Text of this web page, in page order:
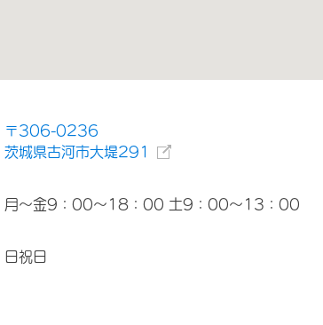
〒306-0236
茨城県古河市大堤291
月～金9：00～18：00 土9：00～13：00
日祝日